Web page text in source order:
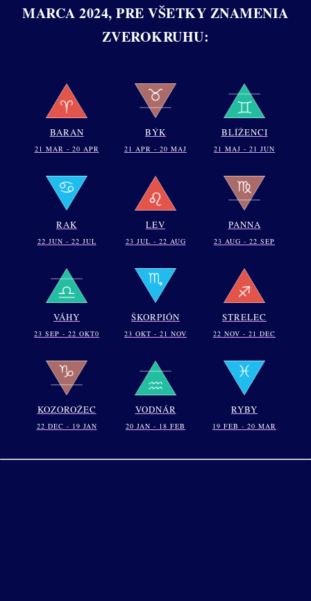
MARCA 2024, PRE VŠETKY ZNAMENIA
ZVEROKRUHU:
BARAN
21 MAR - 20 APR
BÝK
21 APR - 20 MAJ
BLÍŽENCI
21 MAJ - 21 JUN
RAK
22 JUN - 22 JUL
LEV
23 JUL - 22 AUG
PANNA
23 AUG - 22 SEP
VÁHY
23 SEP - 22 OKT0
ŠKORPIÓN
23 OKT - 21 NOV
STRELEC
22 NOV - 21 DEC
KOZOROŽEC
22 DEC - 19 JAN
VODNÁR
20 JAN - 18 FEB
RYBY
19 FEB - 20 MAR